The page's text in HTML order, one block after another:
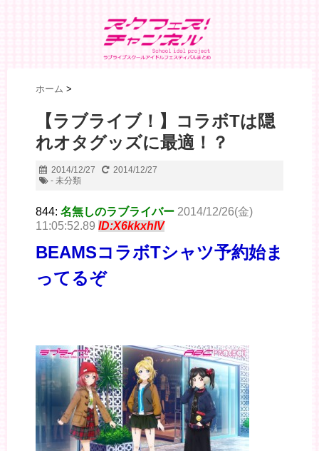
ホーム >
【ラブライブ！】コラボTは隠
れオタグッズに最適！？
2014/12/27
2014/12/27
- 未分類
844: 名無しのラブライバー 2014/12/26(金)
11:05:52.89 ID:X6kkxhlV
BEAMSコラボTシャツ予約始ま
ってるぞ